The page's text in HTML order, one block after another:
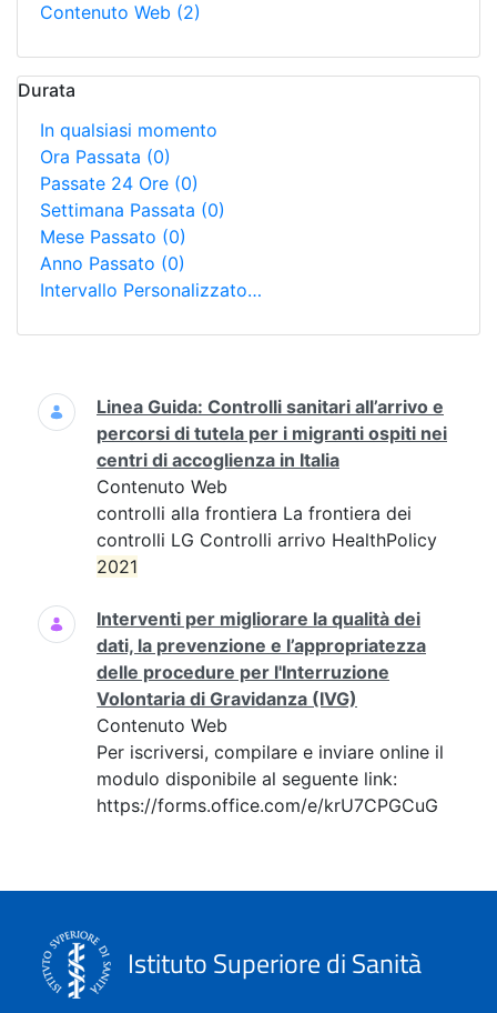
Contenuto Web (2)
Durata
In qualsiasi momento
Ora Passata (0)
Passate 24 Ore (0)
Settimana Passata (0)
Mese Passato (0)
Anno Passato (0)
Intervallo Personalizzato…
Ricerca
Linea Guida: Controlli sanitari all’arrivo e
percorsi di tutela per i migranti ospiti nei
centri di accoglienza in Italia
Contenuto Web
controlli alla frontiera La frontiera dei
controlli LG Controlli arrivo HealthPolicy
2021
Interventi per migliorare la qualità dei
dati, la prevenzione e l’appropriatezza
delle procedure per l'Interruzione
Volontaria di Gravidanza (IVG)
Contenuto Web
Per iscriversi, compilare e inviare online il
modulo disponibile al seguente link:
https://forms.office.com/e/krU7CPGCuG
Istituto Superiore di Sanità